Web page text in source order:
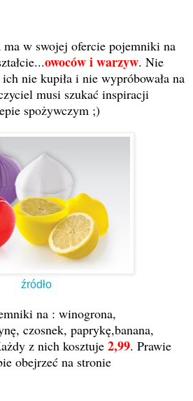
w swojej ofercie pojemniki na
owoców i warzyw. Nie
nie kupiła i nie wypróbowała na
musi szukać inspiracji
spożywczym ;)
źródło
na : winogrona,
czosnek, paprykę,banana,
z nich kosztuje 2,99. Prawie
obejrzeć na stronie